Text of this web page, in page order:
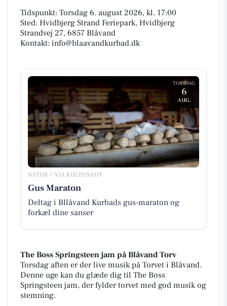
Tidspunkt: Torsdag 6. august 2026, kl. 17:00
Sted: Hvidbjerg Strand Feriepark, Hvidbjerg
Strandvej 27, 6857 Blåvand
Kontakt: info@blaavandkurbad.dk
TORSDAG
6
AUG.
NATUR // VIA KULTUNAUT
Gus Maraton
Deltag i Bllåvand Kurbads gus-maraton og
forkæl dine sanser
The Boss Springsteen jam på Blåvand Torv
Torsdag aften er der live musik på Torvet i Blåvand.
Denne uge kan du glæde dig til The Boss
Springsteen jam, der fylder torvet med god musik og
stemning.